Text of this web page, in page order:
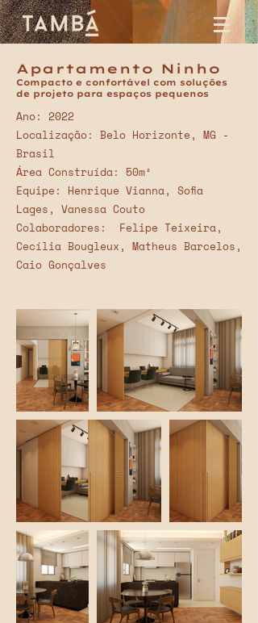
Apartamento Ninho
Compacto e confortável com soluções
de projeto para espaços pequenos
Ano: 2022
Localização: Belo Horizonte, MG -
Brasil
Área Construída: 50m²
Equipe: Henrique Vianna, Sofia
Lages, Vanessa Couto
Colaboradores: Felipe Teixeira,
Cecília Bougleux, Matheus Barcelos,
Caio Gonçalves